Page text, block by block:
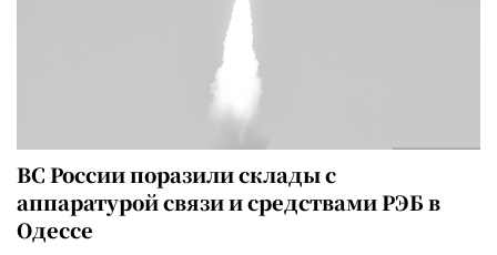
ВС России поразили склады с
аппаратурой связи и средствами РЭБ в
Одессе